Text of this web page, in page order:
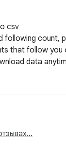
csv
count,
that follow you
data
such as request